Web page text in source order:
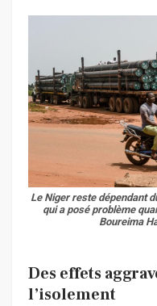
Le Niger reste dépendant
qui a posé problème
Boureima
Des effets
l’isolement